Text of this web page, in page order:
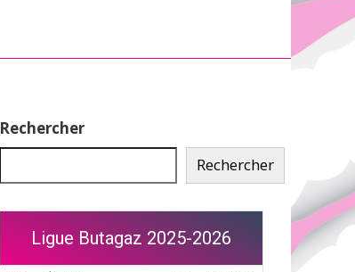
Rechercher
Rechercher
Ligue Butagaz 2025-2026